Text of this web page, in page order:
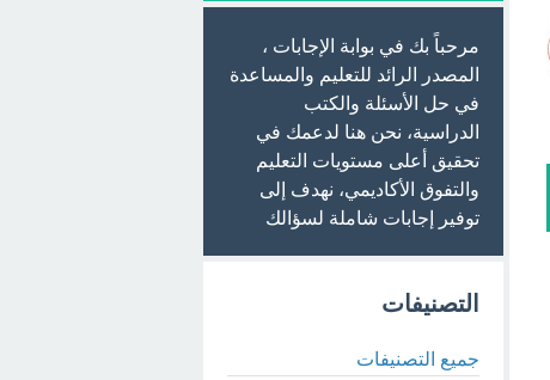
مرحباً بك في بوابة الإجابات ،
المصدر الرائد للتعليم والمساعدة
في حل الأسئلة والكتب
الدراسية، نحن هنا لدعمك في
تحقيق أعلى مستويات التعليم
والتفوق الأكاديمي، نهدف إلى
توفير إجابات شاملة لسؤالك
التصنيفات
جميع التصنيفات